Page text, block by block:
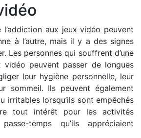
l’addiction aux jeux vidéo peuvent
à l’autre, mais il y a des signes
Les personnes qui souffrent d’une
vidéo peuvent passer de longues
leur hygiène personnelle, leur
sommeil. Ils peuvent également
irritables lorsqu’ils sont empêchés
tout intérêt pour les activités
temps qu’ils appréciaient